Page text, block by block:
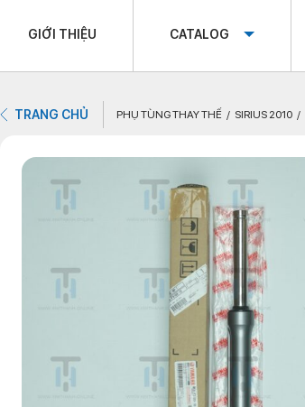
GIỚI THIỆU CATALOG
TRANG CHỦ PHỤ TÙNG THAY THẾ SIRIUS 2010